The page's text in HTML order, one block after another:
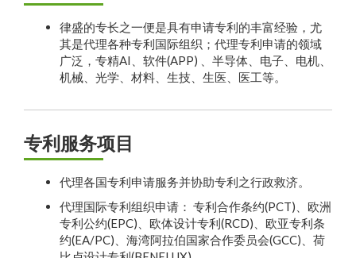
律盛的专长之一便是具有申请专利的丰富经验，尤
其是代理各种专利国际组织；代理专利申请的领域
广泛，专精AI、软件(APP) 、半导体、电子、电机、
机械、光学、材料、生技、生医、医工等。
专利服务项目
代理各国专利申请服务并协助专利之行政救济。
代理国际专利组织申请： 专利合作条约(PCT)、欧洲
专利公约(EPC)、欧体设计专利(RCD)、欧亚专利条
约(EA/PC)、海湾阿拉伯国家合作委员会(GCC)、荷